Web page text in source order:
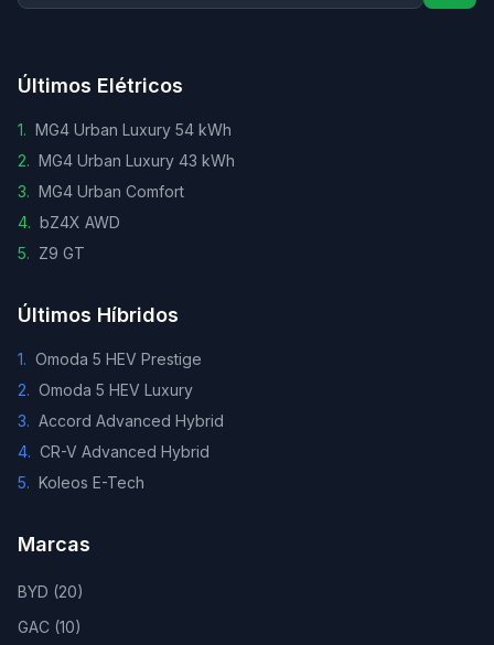
Últimos Elétricos
1. MG4 Urban Luxury 54 kWh
2. MG4 Urban Luxury 43 kWh
3. MG4 Urban Comfort
4. bZ4X AWD
5. Z9 GT
Últimos Híbridos
1. Omoda 5 HEV Prestige
2. Omoda 5 HEV Luxury
3. Accord Advanced Hybrid
4. CR-V Advanced Hybrid
5. Koleos E-Tech
Marcas
BYD (20)
GAC (10)